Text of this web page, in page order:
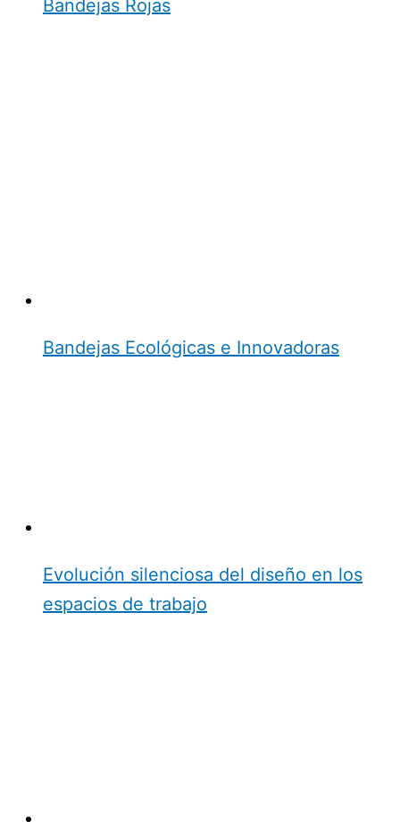
Bandejas Rojas
Bandejas Ecológicas e Innovadoras
Evolución silenciosa del diseño en los
espacios de trabajo